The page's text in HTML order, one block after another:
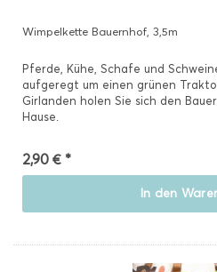
Wimpelkette Bauernhof, 3,5m
Pferde, Kühe, Schafe und
aufgeregt um einen grünen
Girlanden holen Sie sich den
Hause.
2,90 € *
In den